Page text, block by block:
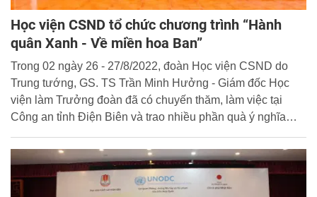
Học viện CSND tổ chức chương trình “Hành
quân Xanh - Về miền hoa Ban”
Trong 02 ngày 26 - 27/8/2022, đoàn Học viện CSND do
Trung tướng, GS. TS Trần Minh Hưởng - Giám đốc Học
viện làm Trưởng đoàn đã có chuyến thăm, làm việc tại
Công an tỉnh Điện Biên và trao nhiều phần quà ý nghĩa
hoa Ban”.